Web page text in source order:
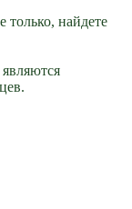
найдете